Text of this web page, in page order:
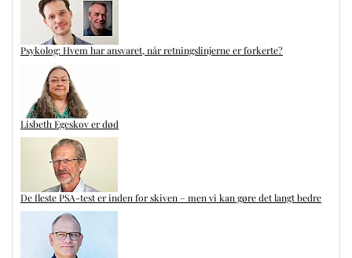
Psykolog: Hvem har ansvaret, når retningslinjerne er forkerte?
Lisbeth Egeskov er død
De fleste PSA-test er inden for skiven – men vi kan gøre det langt bedre